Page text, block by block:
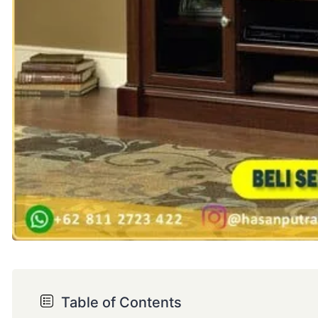
Table of Contents